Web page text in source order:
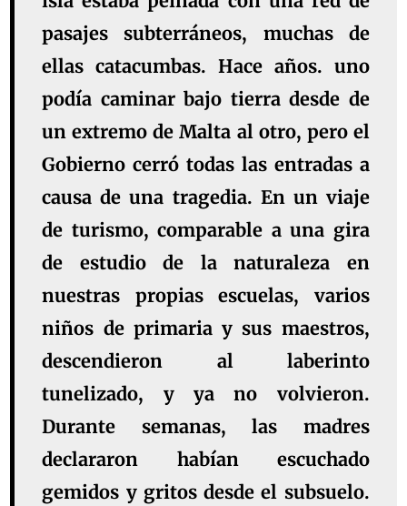
pasajes subterráneos, muchas de
ellas catacumbas. Hace años. uno
podía caminar bajo tierra desde de
un extremo de Malta al otro, pero el
Gobierno cerró todas las entradas a
causa de una tragedia. En un viaje
de turismo, comparable a una gira
de estudio de la naturaleza en
nuestras propias escuelas, varios
niños de primaria y sus maestros,
descendieron al laberinto
tunelizado, y ya no volvieron.
Durante semanas, las madres
declararon habían escuchado
gemidos y gritos desde el subsuelo.